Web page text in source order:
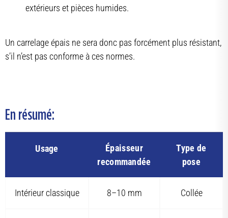
extérieurs et pièces humides.
Un carrelage épais ne sera donc pas forcément plus résistant,
s’il n’est pas conforme à ces normes.
En résumé:
Usage
Épaisseur
recommandée
Type de
pose
Intérieur classique 8–10 mm Collée